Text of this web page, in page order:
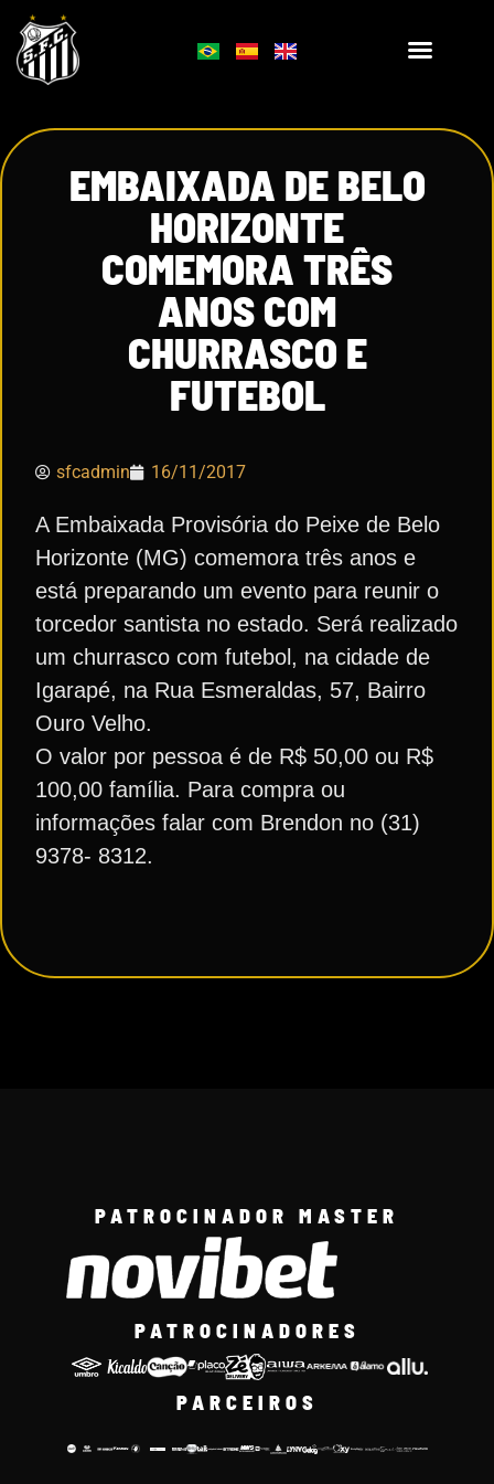
EMBAIXADA DE BELO
HORIZONTE
COMEMORA TRÊS
ANOS COM
CHURRASCO E
FUTEBOL
sfcadmin 16/11/2017
A Embaixada Provisória do Peixe de Belo
Horizonte (MG) comemora três anos e
está preparando um evento para reunir o
torcedor santista no estado. Será realizado
um churrasco com futebol, na cidade de
Igarapé, na Rua Esmeraldas, 57, Bairro
Ouro Velho.
O valor por pessoa é de R$ 50,00 ou R$
100,00 família. Para compra ou
informações falar com Brendon no (31)
9378- 8312.
PATROCINADOR MASTER
PATROCINADORES
PARCEIROS